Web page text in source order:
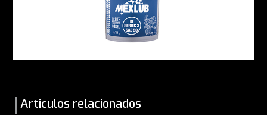
Articulos relacionados